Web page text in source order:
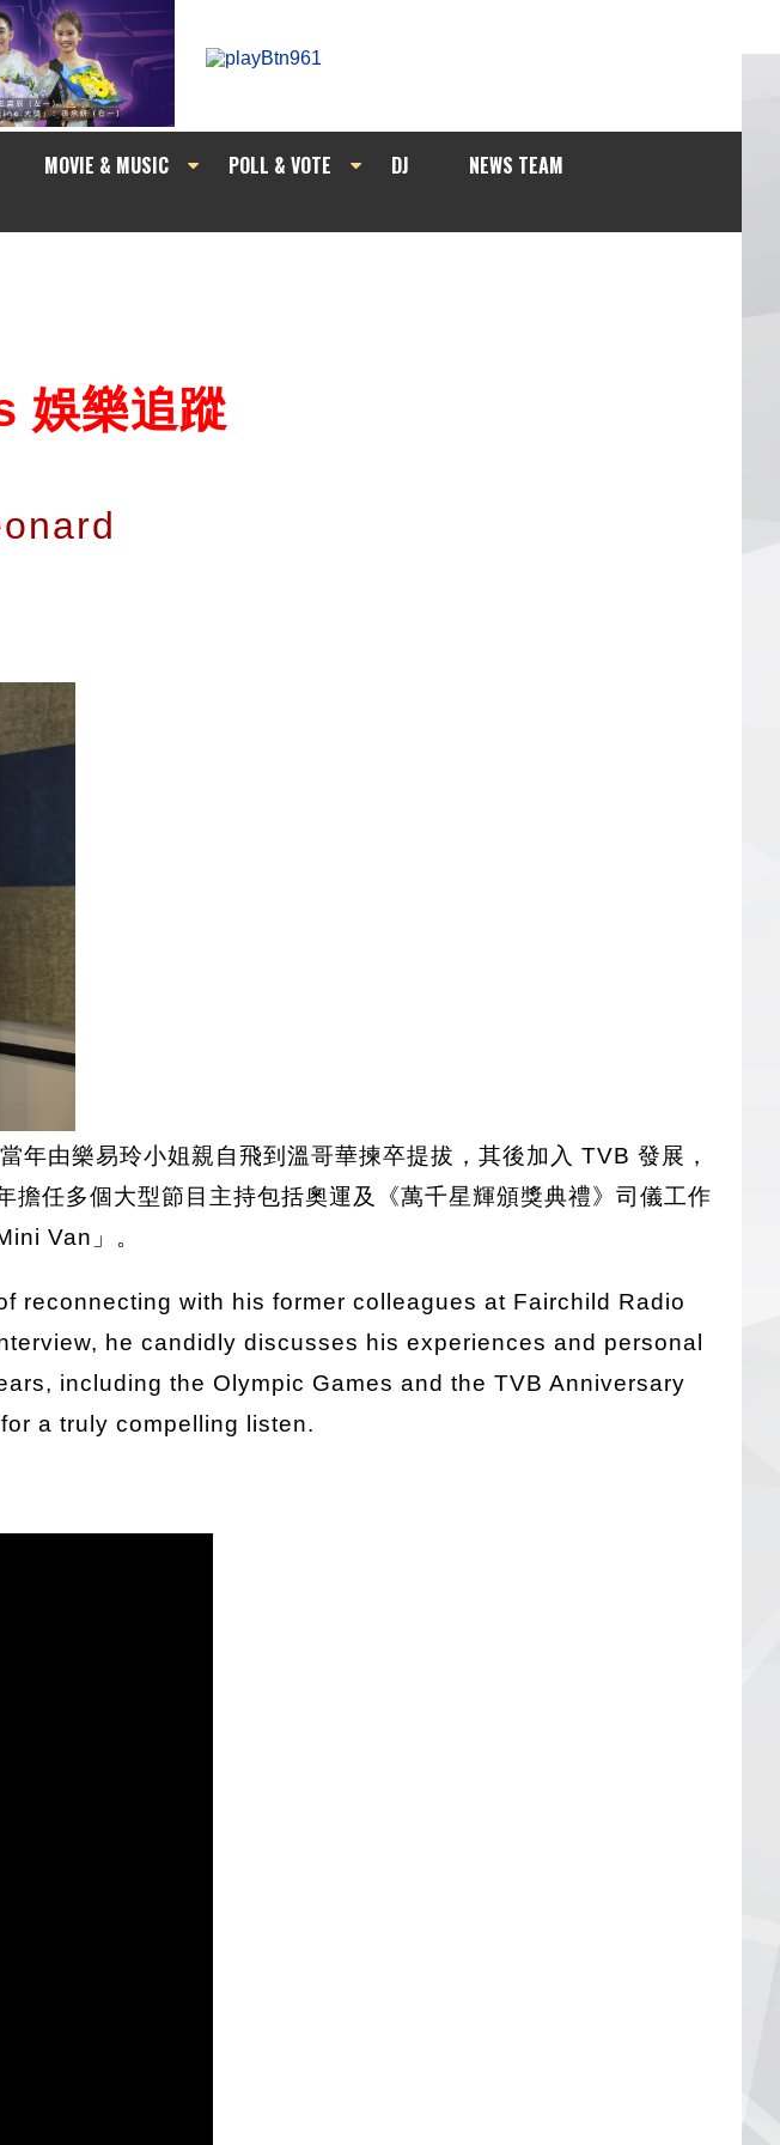
MOVIE & MUSIC POLL & VOTE DJ
NEWS TEAM
娛樂追蹤
由樂易玲小姐親自飛到溫哥華揀卒提拔，其後加入 TVB 發展，
任多個大型節目主持包括奧運及《萬千星輝頒獎典禮》司儀工作
Van」。
reconnecting with his former colleagues at Fairchild Radio
he candidly discusses his experiences and personal
including the Olympic Games and the TVB Anniversary
a truly compelling listen.